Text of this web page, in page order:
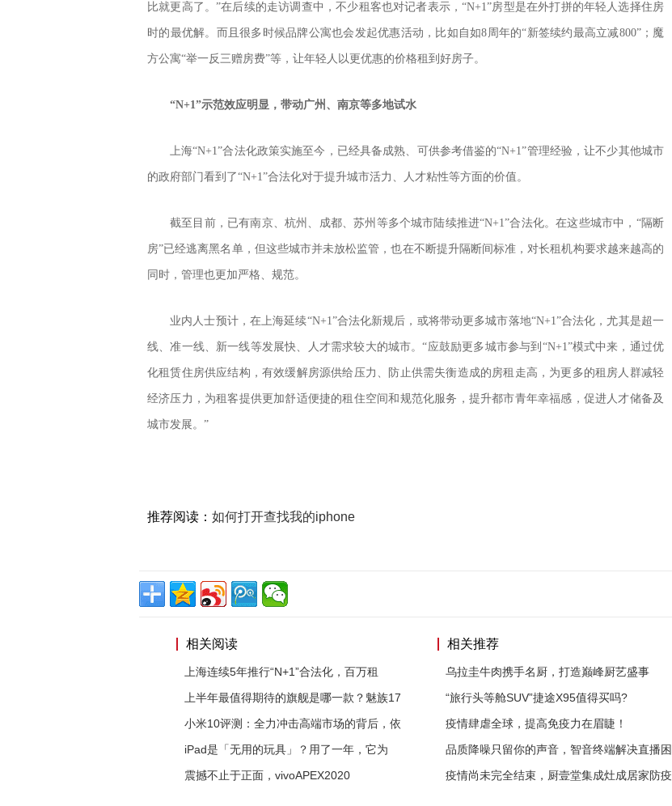
比就更高了。”在后续的走访调查中，不少租客也对记者表示，“N+1”房型是在外打拼的年轻人选择住房
时的最优解。而且很多时候品牌公寓也会发起优惠活动，比如自如8周年的“新签续约最高立减800”；魔
方公寓“举一反三赠房费”等，让年轻人以更优惠的价格租到好房子。
“N+1”示范效应明显，带动广州、南京等多地试水
上海“N+1”合法化政策实施至今，已经具备成熟、可供参考借鉴的“N+1”管理经验，让不少其他城市
的政府部门看到了“N+1”合法化对于提升城市活力、人才粘性等方面的价值。
截至目前，已有南京、杭州、成都、苏州等多个城市陆续推进“N+1”合法化。在这些城市中，“隔断
房”已经逃离黑名单，但这些城市并未放松监管，也在不断提升隔断间标准，对长租机构要求越来越高的
同时，管理也更加严格、规范。
业内人士预计，在上海延续“N+1”合法化新规后，或将带动更多城市落地“N+1”合法化，尤其是超一
线、准一线、新一线等发展快、人才需求较大的城市。“应鼓励更多城市参与到“N+1”模式中来，通过优
化租赁住房供应结构，有效缓解房源供给压力、防止供需失衡造成的房租走高，为更多的租房人群减轻
经济压力，为租客提供更加舒适便捷的租住空间和规范化服务，提升都市青年幸福感，促进人才储备及
城市发展。”
推荐阅读： 如何打开查找我的iphone
相关阅读
上海连续5年推行“N+1”合法化，百万租
上半年最值得期待的旗舰是哪一款？魅族17
小米10评测：全力冲击高端市场的背后，依
iPad是「无用的玩具」？用了一年，它为
震撼不止于正面，vivoAPEX2020
相关推荐
乌拉圭牛肉携手名厨，打造巅峰厨艺盛事
“旅行头等舱SUV”捷途X95值得买吗?
疫情肆虐全球，提高免疫力在眉睫！
品质降噪只留你的声音，智音终端解决直播困
疫情尚未完全结束，厨壹堂集成灶成居家防疫